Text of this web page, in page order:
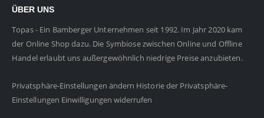
ÜBER UNS
Topas - Ein Bamberger Unternehmen seit 1992. Im Jahr 2020 kam
der Online Shop dazu. Die Symbiose zwischen Online und Offline
Handel erlaubt uns außergewöhnlich niedrige Preise anzubieten.
Privatsphäre-Einstellungen ändern Historie der Privatsphäre-
Einstellungen Einwilligungen widerrufen